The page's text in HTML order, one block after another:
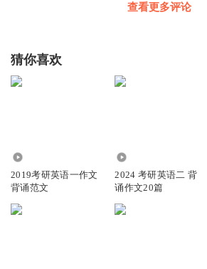
可以看公众号里的完整课程和文字资料
查看更多评论
猜你喜欢
2019考研英语一作文
背诵范文
2024 考研英语二 背
诵作文20篇